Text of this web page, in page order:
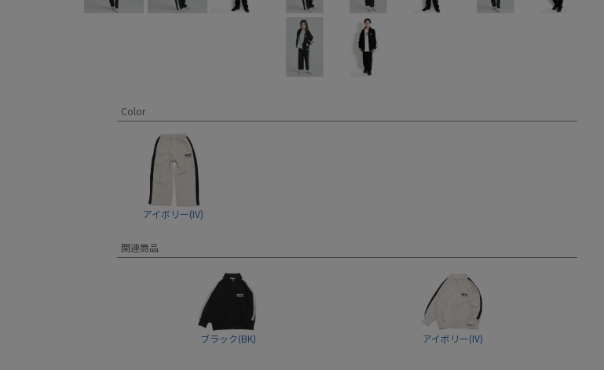
Color
アイボリー(IV)
関連商品
ブラック(BK) アイボリー(IV)